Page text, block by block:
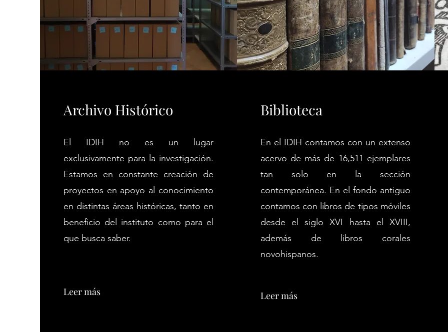
Archivo Histórico
El IDIH no es un lugar
exclusivamente para la investigación.
Estamos en constante creación de
proyectos en apoyo al conocimiento
en distintas áreas históricas, tanto en
beneficio del instituto como para el
que busca saber.
Leer más
Biblioteca
En el IDIH contamos con un extenso
acervo de más de 16,511 ejemplares
tan solo en la sección
contemporánea. En el fondo antiguo
contamos con libros de tipos móviles
desde el siglo XVI hasta el XVIII,
además de libros corales
novohispanos.
Leer más